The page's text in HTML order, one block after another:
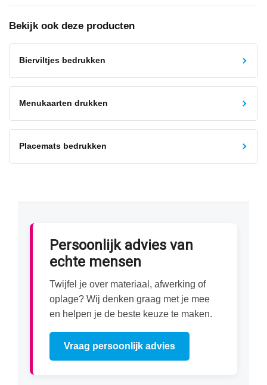
Bekijk ook deze producten
Bierviltjes bedrukken
Menukaarten drukken
Placemats bedrukken
Persoonlijk advies van
echte mensen
Twijfel je over materiaal, afwerking of
oplage? Wij denken graag met je mee
en helpen je de beste keuze te maken.
Vraag persoonlijk advies